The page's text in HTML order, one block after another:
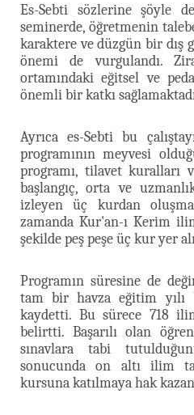
Es-Sebti sözlerine şöyle
seminerde, öğretmenin
karaktere ve düzgün bir dış
önemi de vurgulandı.
ortamındaki eğitsel ve
önemli bir katkı
Ayrıca es-Sebti bu
programının meyvesi
programı, tilavet kuralları
başlangıç, orta ve
izleyen üç kurdan
zamanda Kur'an-ı Kerim
şekilde peş peşe üç kur yer
Programın süresine de
tam bir havza eğitim yılı
kaydetti. Bu sürece 718
belirtti. Başarılı olan
sınavlara tabi
sonucunda on altı ilim
kursuna katılmaya hak